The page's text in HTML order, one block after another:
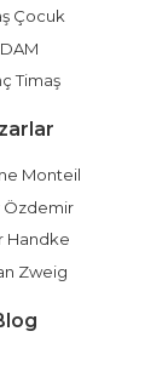
Çocuk
Timaş
Monteil
Özdemir
Handke
Zweig